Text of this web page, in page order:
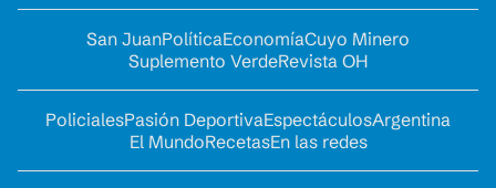
San JuanPolíticaEconomíaCuyo Minero
Suplemento VerdeRevista OH
PolicialesPasión DeportivaEspectáculosArgentina
El MundoRecetasEn las redes